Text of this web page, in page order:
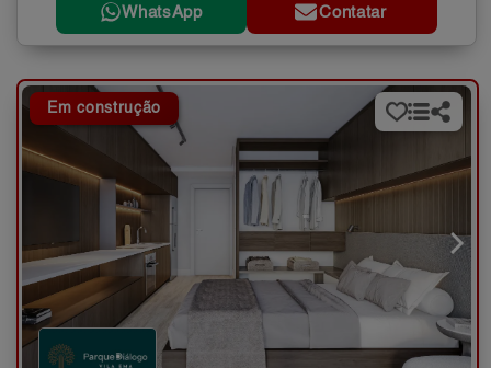
WhatsApp Contatar
Em construção